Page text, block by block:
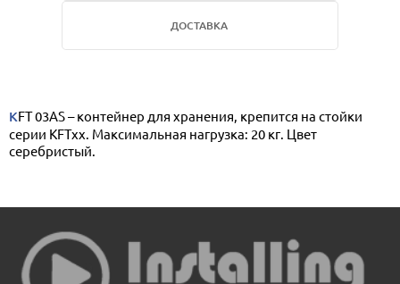
ДОСТАВКА
KFT 03AS – контейнер для хранения, крепится на стойки
серии KFTxx. Максимальная нагрузка: 20 кг. Цвет
серебристый.